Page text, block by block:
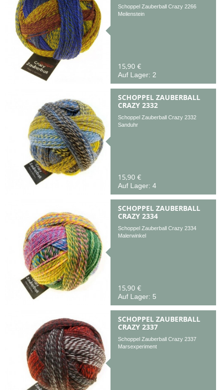
Schoppel Zauberball Crazy 2266
Meilenstein
15,90 €
Auf Lager: 2
SCHOPPEL ZAUBERBALL
CRAZY 2332
Schoppel Zauberball Crazy 2332
Sanduhr
15,90 €
Auf Lager: 4
SCHOPPEL ZAUBERBALL
CRAZY 2334
Schoppel Zauberball Crazy 2334
Malerwinkel
15,90 €
Auf Lager: 5
SCHOPPEL ZAUBERBALL
CRAZY 2337
Schoppel Zauberball Crazy 2337
Marsexperiment